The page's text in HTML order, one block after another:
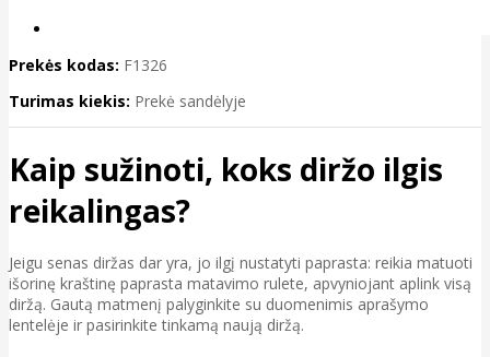
Prekės kodas: F1326
Turimas kiekis: Prekė sandėlyje
Kaip sužinoti, koks diržo ilgis
reikalingas?
Jeigu senas diržas dar yra, jo ilgį nustatyti paprasta: reikia matuoti
išorinę kraštinę paprasta matavimo rulete, apvyniojant aplink visą
diržą. Gautą matmenį palyginkite su duomenimis aprašymo
lentelėje ir pasirinkite tinkamą naują diržą.